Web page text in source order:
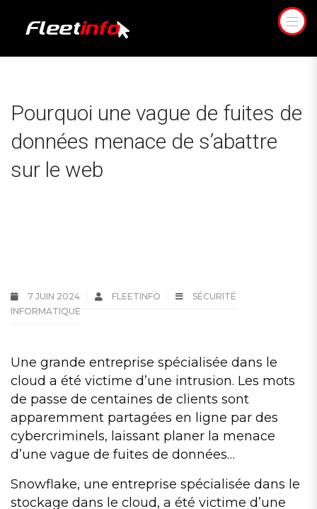
Pourquoi une vague de fuites de
données menace de s’abattre
sur le web
7 JUIN 2024 FLEETINFO
SÉCURITÉ
INFORMATIQUE
Une grande entreprise spécialisée dans le
cloud a été victime d’une intrusion. Les mots
de passe de centaines de clients sont
apparemment partagées en ligne par des
cybercriminels, laissant planer la menace
d’une vague de fuites de données…
Snowflake, une entreprise spécialisée dans le
stockage dans le cloud, a été victime d’une